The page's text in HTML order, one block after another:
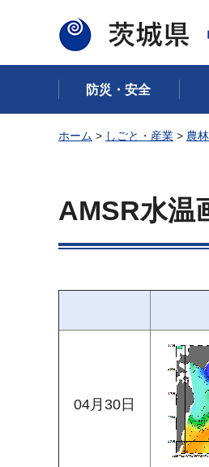
茨城県
防災・安全
ホーム > しごと・産業 > 農
AMSR水温
04月30日